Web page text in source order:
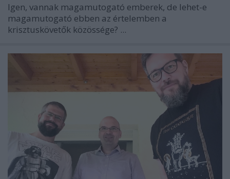
Igen, vannak magamutogató emberek, de lehet-e
magamutogató ebben az értelemben a
krisztuskövetők közössége? ...